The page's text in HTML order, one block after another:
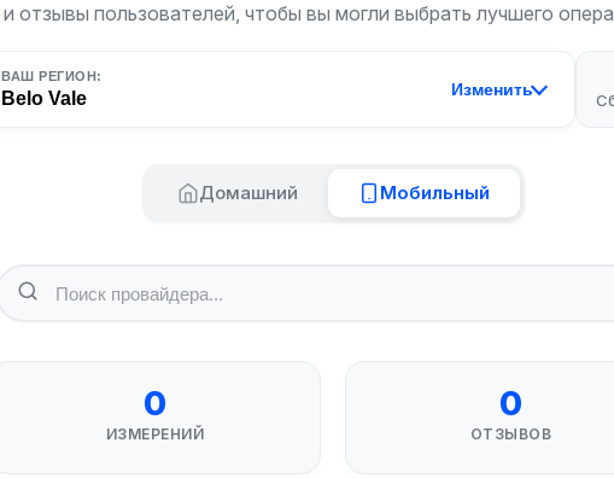
и отзывы пользователей, чтобы вы могли выбрать лучшего
ВАШ РЕГИОН:
Belo Vale Изменить
Домашний Мобильный
0
ИЗМЕРЕНИЙ
0
ОТЗЫВОВ